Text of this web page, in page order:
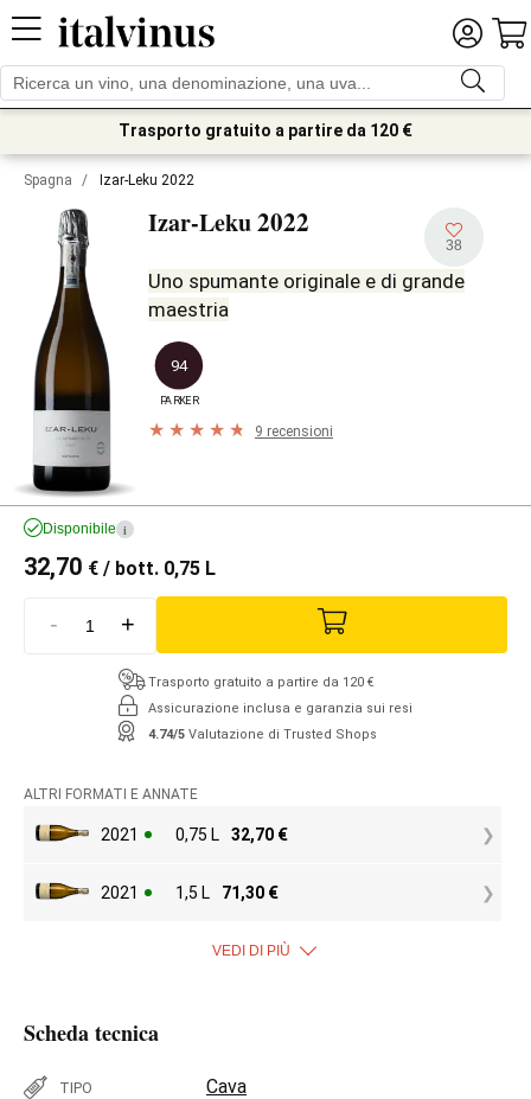
Trasporto gratuito a partire da 120 €
Spagna / Izar-Leku 2022
Izar-Leku2022
38
Uno spumante originale e di grande
maestria
94
PARKER
9 recensioni
Disponibile i
32,70 € / bott. 0,75 L
- +
Trasporto gratuito a partire da 120 €
Assicurazione inclusa e garanzia sui resi
4.74/5 Valutazione di Trusted Shops
ALTRI FORMATI E ANNATE
2021 0,75 L 32,70 €
2021 1,5 L 71,30 €
VEDI DI PIÙ
Scheda tecnica
TIPO Cava